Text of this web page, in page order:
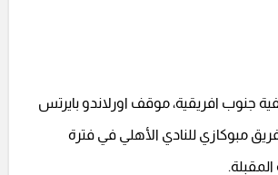
جنوب افريقية، موقف اورلاندو بايرتس
مبوكازي للنادي الأهلي في فترة
المقبلة.